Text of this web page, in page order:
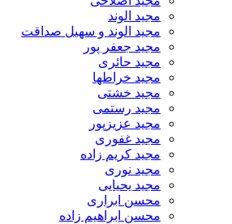
مجید الوند‎
مجید الوند و سهیل صداقت
مجید جعفر پور
مجید حائری
مجید خراطها
مجید خشتی
مجید رستمی
مجید عزیزپور
مجید غفوری
مجید کریم زاده
مجید نوری
مجید یحیایی
محسن ابراری
محسن ابراهیم زاده